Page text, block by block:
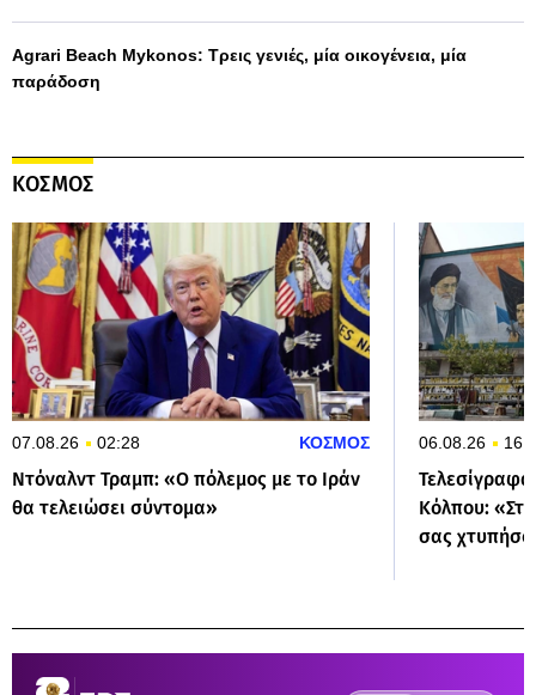
Agrari Beach Mykonos: Τρεις γενιές, μία οικογένεια, μία
παράδοση
ΚΟΣΜΟΣ
07.08.26 02:28 ΚΟΣΜΟΣ
Ντόναλντ Τραμπ: «Ο πόλεμος με το Ιράν
θα τελειώσει σύντομα»
06.08.26
Κόλπου:
σας